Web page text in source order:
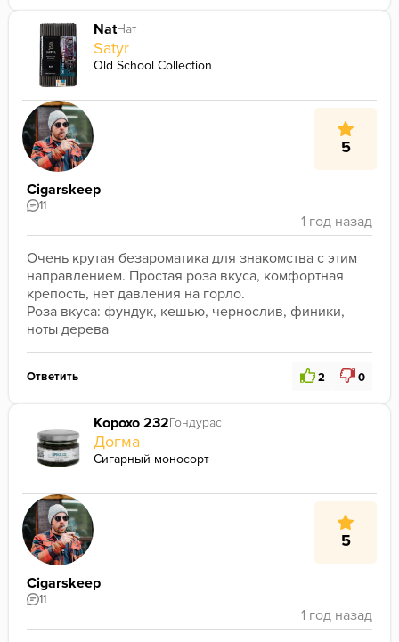
NatНат
Satyr
Old School Collection
5
Cigarskeep
11
Очень крутая безароматика для знакомства с этим
направлением. Простая роза вкуса, комфортная
крепость, нет давления на горло.
Роза вкуса: фундук, кешью, чернослив, финики,
ноты дерева
Ответить 2 0
Корохо 232Гондурас
Догма
Сигарный моносорт
5
Cigarskeep
11